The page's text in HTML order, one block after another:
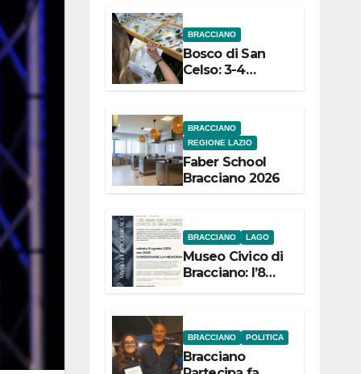
dell’Etruria
Meridionale
BRACCIANO
Bosco di San
Celso: 3-4
settembre
Festival “Storie
in cielo e in
terra”
BRACCIANO
REGIONE LAZIO
Faber School
Bracciano 2026
BRACCIANO LAGO
Museo Civico di
Bracciano: l’8
“Conservare la
memoria”
BRACCIANO POLITICA
Bracciano